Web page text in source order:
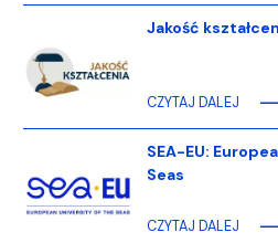
Jakość
CZYTAJ DALEJ
SEA-EU:
Seas
CZYTAJ DALEJ